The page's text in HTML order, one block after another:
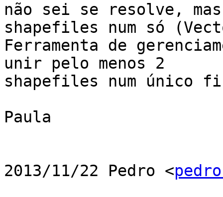
não sei se resolve,
shapefiles num só
Ferramenta de
unir pelo menos 2
shapefiles num único
Paula
2013/11/22 Pedro <